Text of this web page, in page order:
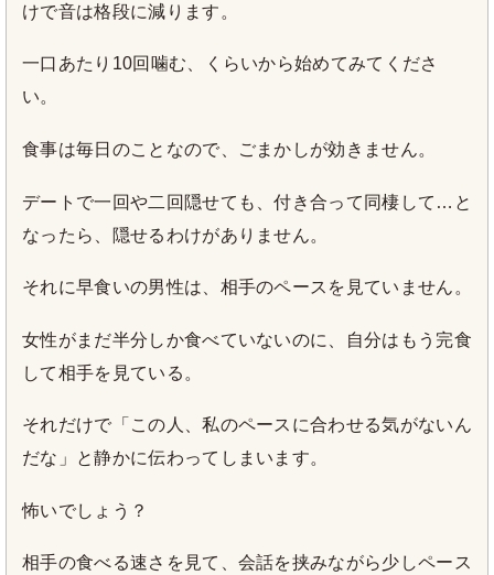
けで音は格段に減ります。
一口あたり10回噛む、くらいから始めてみてくださ
い。
食事は毎日のことなので、ごまかしが効きません。
デートで一回や二回隠せても、付き合って同棲して…と
なったら、隠せるわけがありません。
それに早食いの男性は、相手のペースを見ていません。
女性がまだ半分しか食べていないのに、自分はもう完食
して相手を見ている。
それだけで「この人、私のペースに合わせる気がないん
だな」と静かに伝わってしまいます。
怖いでしょう？
相手の食べる速さを見て、会話を挟みながら少しペース